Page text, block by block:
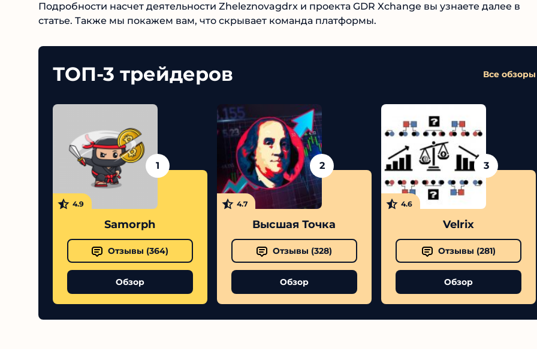
Подробности насчет деятельности Zheleznovagdrx и проекта GDR Xchange вы узнаете далее в
статье. Также мы покажем вам, что скрывает команда платформы.
ТОП-3 трейдеров Все обзоры
1
4.9
Samorph
Отзывы ( 364)
Обзор
2
4.7
Высшая Точка
Отзывы ( 328)
Обзор
4.6
Velrix
Отзывы (281)
Обзор